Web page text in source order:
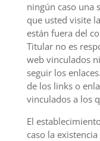
ningún caso una
que usted visite
están fuera del
Titular no es
web vinculados
seguir los
de los links o
vinculados a los
El
caso la